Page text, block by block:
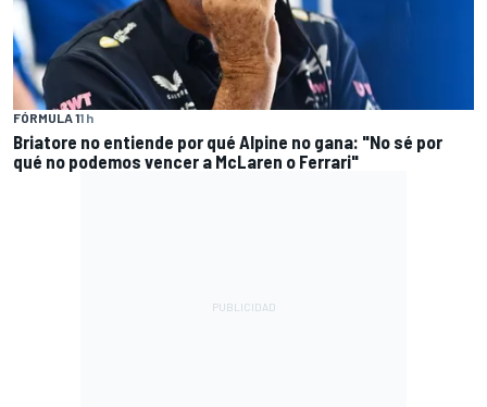
FÓRMULA 11 h
Briatore no entiende por qué Alpine no gana: "No sé por
qué no podemos vencer a McLaren o Ferrari"